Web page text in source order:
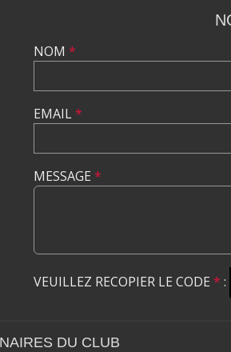
NOM *
EMAIL*
MESSAGE *
VEUILLEZ RECOPIER LE CODE * :
DU CLUB